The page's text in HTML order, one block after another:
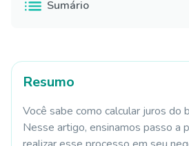
Sumário
Resumo
Você sabe como calcular juros do
Nesse artigo, ensinamos passo a